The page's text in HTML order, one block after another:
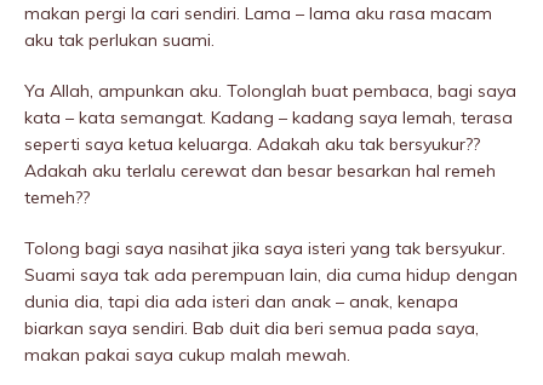
makan pergi la cari sendiri. Lama – lama aku rasa macam
aku tak perIukan suami.
Ya Allah, ampunkan aku. Tolonglah buat pembaca, bagi saya
kata – kata semangat. Kadang – kadang saya lemah, terasa
seperti saya ketua keluarga. Adakah aku tak bersyukur??
Adakah aku terlalu cerewat dan besar besarkan hal remeh
temeh??
Tolong bagi saya nasihat jika saya isteri yang tak bersyukur.
Suami saya tak ada perempuan lain, dia cuma hidup dengan
dunia dia, tapi dia ada isteri dan anak – anak, kenapa
biarkan saya sendiri. Bab duit dia beri semua pada saya,
makan pakai saya cukup malah mewah.